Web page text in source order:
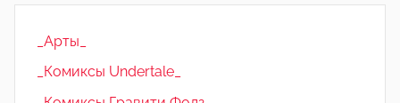
_Арты_
_Комиксы Undertale_